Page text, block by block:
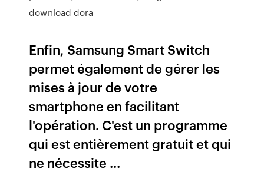
download dora
Enfin, Samsung Smart Switch
permet également de gérer les
mises à jour de votre
smartphone en facilitant
l'opération. C'est un programme
qui est entièrement gratuit et qui
ne nécessite ...